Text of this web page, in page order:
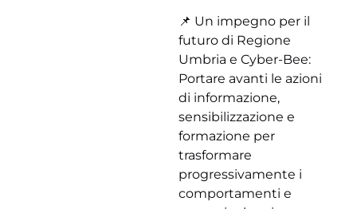
📌 Un impegno per il
futuro di Regione
Umbria e Cyber-Bee:
Portare avanti le azioni
di informazione,
sensibilizzazione e
formazione per
trasformare
progressivamente i
comportamenti e